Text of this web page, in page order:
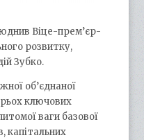
Віце-прем’єр-
розвитку,
Зубко.
об’єднаної
ключових
ваги базової
капітальних